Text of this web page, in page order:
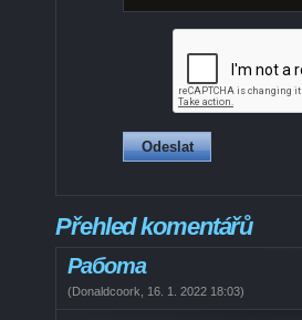
Přehled komentářů
Работа
(Donaldcoork 16. 1. 2022 18:03)